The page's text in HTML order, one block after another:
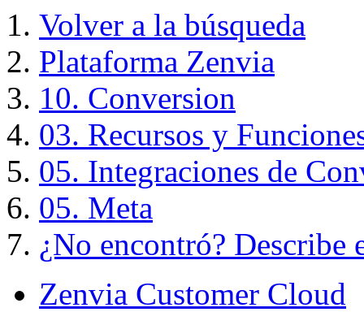
Volver a la búsqueda
Plataforma Zenvia
10. Conversion
03. Recursos y
05. Integraciones de
05. Meta
¿No encontró?
Zenvia Customer Cloud